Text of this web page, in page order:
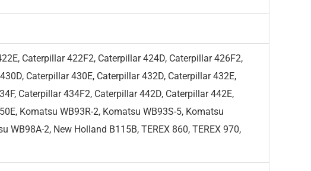
Caterpillar 422F2, Caterpillar 424D, Caterpillar 426F2,
Caterpillar 430E, Caterpillar 432D, Caterpillar 432E,
Caterpillar 434F2, Caterpillar 442D, Caterpillar 442E,
Komatsu WB93R-2, Komatsu WB93S-5, Komatsu
WB98A-2, New Holland B115B, TEREX 860, TEREX 970,